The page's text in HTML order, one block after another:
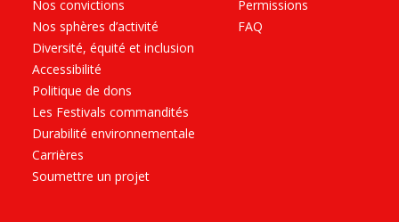
Nos convictions
Nos sphères d’activité
Diversité, équité et inclusion
Accessibilité
Politique de dons
Les Festivals commandités
Durabilité environnementale
Carrières
Soumettre un projet
Permissions
FAQ